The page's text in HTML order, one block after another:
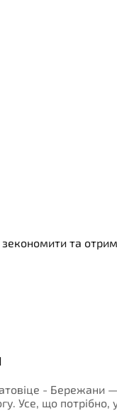
та
-
Усе, що потрібно,